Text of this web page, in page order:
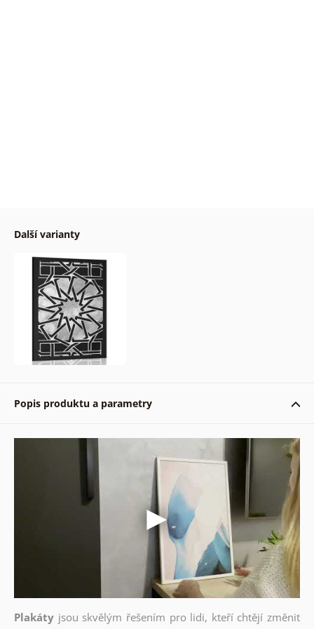
Další varianty
Popis produktu a parametry
Plakáty jsou skvělým řešením pro lidi, kteří chtějí změnit